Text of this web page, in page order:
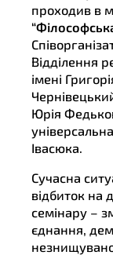
проходив в
Відділення
імені
Юрія
Івасюка.
Сучасна
відбиток на
семінару –
єднання,